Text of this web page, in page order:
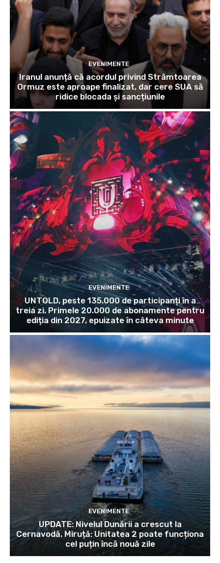
EVENIMENTE
Iranul anunță că acordul privind Strâmtoarea
Ormuz este aproape finalizat, dar cere SUA să
ridice blocada și sancțiunile
EVENIMENTE
UNTOLD, peste 135.000 de participanți în a
treia zi. Primele 20.000 de abonamente pentru
ediția din 2027, epuizate în câteva minute
EVENIMENTE
UPDATE: Nivelul Dunării a crescut la
Cernavodă. Miruță: Unitatea 2 poate funcționa
cel puțin încă nouă zile